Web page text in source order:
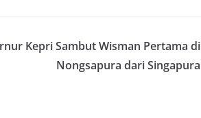
Kepri Sambut Wisman Pertama di
Nongsapura dari Singapura